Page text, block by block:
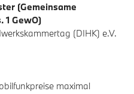
(Gemeinsame
1 GewO)
(DIHK) e.V.
maximal